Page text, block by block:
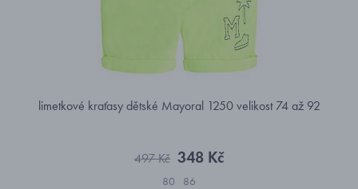
limetkové kraťasy dětské Mayoral 1250 velikost 74 až 92
497 Kč 348 Kč
80 86